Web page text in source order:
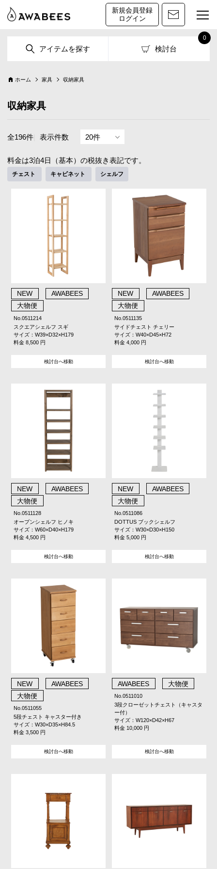
新規会員登録
ログイン
アイテムを探す 検討台
0
ホーム 家具 収納家具
収納家具
全196件 表示件数
料金は3泊4日（基本）の税抜き表記です。
チェスト キャビネット シェルフ
NEW
AWABEES
大物便
No.0511214
スクエアシェルフ スギ
サイズ：W39×D32×H179
料金 8,500 円
検討台へ移動
NEW
AWABEES
大物便
No.0511135
サイドチェスト チェリー
サイズ：W40×D45×H72
料金 4,000 円
検討台へ移動
NEW
AWABEES
大物便
No.0511128
オープンシェルフ ヒノキ
サイズ：W60×D40×H179
料金 4,500 円
検討台へ移動
NEW
AWABEES
大物便
No.0511086
DOTTUS ブックシェルフ
サイズ：W30×D30×H150
料金 5,000 円
検討台へ移動
NEW
AWABEES
大物便
No.0511055
5段チェスト キャスター付き
サイズ：W30×D35×H84.5
料金 3,500 円
検討台へ移動
AWABEES 大物便
No.0511010
3段クローゼットチェスト（キャスタ
ー付）
サイズ：W120×D42×H67
料金 10,000 円
検討台へ移動